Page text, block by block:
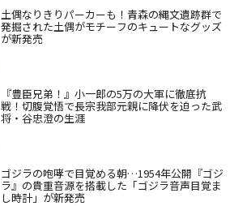
土偶なりきりパーカーも！青森の縄文遺跡群で
発掘された土偶がモチーフのキュートなグッズ
が新発売
『豊臣兄弟！』小一郎の5万の大軍に徹底抗
戦！切腹覚悟で長宗我部元親に降伏を迫った武
将・谷忠澄の生涯
ゴジラの咆哮で目覚める朝…1954年公開『ゴジ
ラ』の貴重音源を搭載した「ゴジラ音声目覚ま
し時計」が新発売